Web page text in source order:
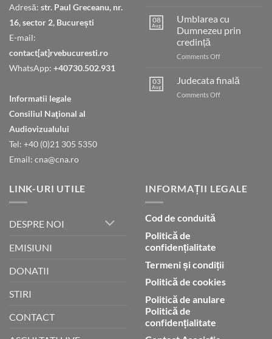
Adresă: str. Paul Greceanu, nr.
16, sector 2, București
E-mail:
contact[at]rvebucuresti.ro
WhatsApp: +40730.502.931
Informatii legale
Consiliul Naţional al
Audiovizualului
Tel: +40 (0)21 305 5350
Email: cna@cna.ro
08
Aug
Umblarea cu
Dumnezeu prin
credință
Comments Offon
cu
03
Aug
Judecata finală
Comments Offon
LINK-URI UTILE
DESPRE NOI
EMISIUNI
DONATII
STIRI
CONTACT
INFORMAȚII LEGALE
Cod de conduită
Politică de
confidențialitate
Termeni și condiții
Politică de cookies
Politică de anulare
Politică de
confidențialitate